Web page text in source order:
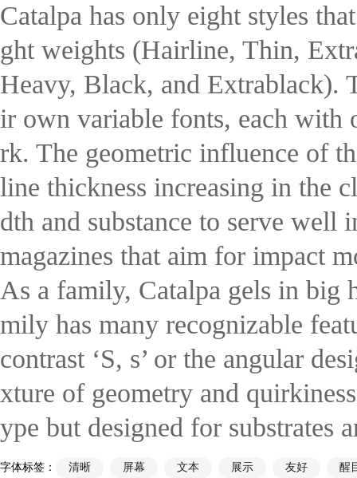
Catalpa has only eight styles
ght weights (Hairline, Thin,
Heavy, Black, and Extrablack).
ir own variable fonts, each with
rk. The geometric influence of
line thickness increasing in the
dth and substance to serve well
magazines that aim for impact
As a family, Catalpa gels in big
mily has many recognizable
contrast ‘S, s’ or the angular
xture of geometry and
ype but designed for substrates
字体标签： 清晰 屏幕 文本 展示 友好 醒